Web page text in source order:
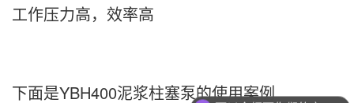
工作压力高，效率高
下面是YBH400泥浆柱塞泵的使用案例